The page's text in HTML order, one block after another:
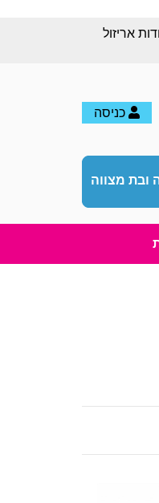
אריזול
כניסה
ובת מצווה